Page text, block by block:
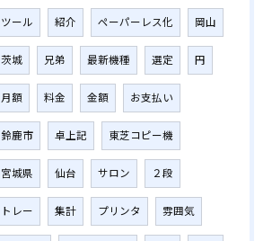
ツール 紹介 ペーパーレス化 岡山
茨城 兄弟 最新機種 選定 円
月額 料金 金額 お支払い
鈴鹿市 卓上記 東芝コピー機
宮城県 仙台 サロン ２段
トレー 集計 プリンタ 雰囲気